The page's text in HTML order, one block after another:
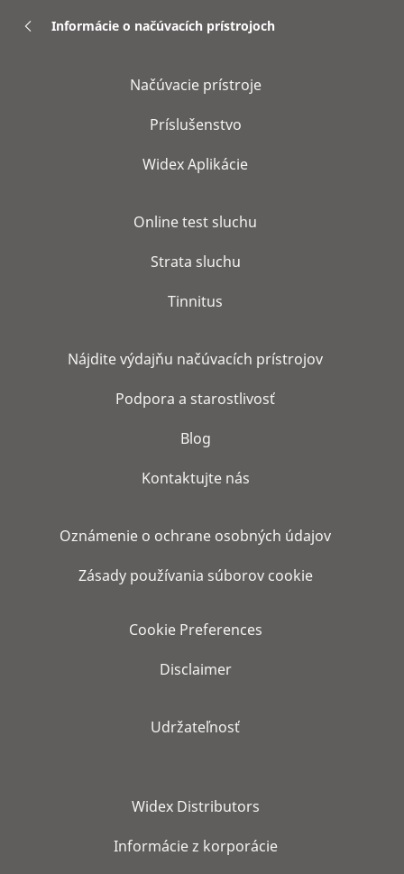
Informácie o načúvacích prístrojoch
Načúvacie prístroje
Príslušenstvo
Widex Aplikácie
Online test sluchu
Strata sluchu
Tinnitus
Nájdite výdajňu načúvacích prístrojov
Podpora a starostlivosť
Blog
Kontaktujte nás
Oznámenie o ochrane osobných údajov
Zásady používania súborov cookie
Cookie Preferences
Disclaimer
Udržateľnosť
Widex Distributors
Informácie z korporácie